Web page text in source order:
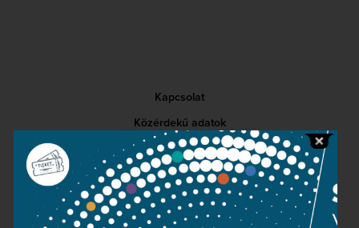
Kapcsolat
Közérdekű adatok
Sajtószoba
Adatvédelem
Impresszum